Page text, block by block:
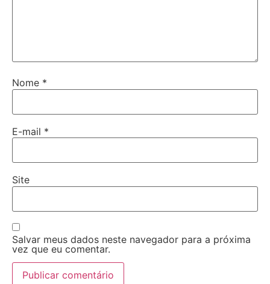
Nome *
E-mail *
Site
Salvar meus dados neste navegador para a próxima
vez que eu comentar.